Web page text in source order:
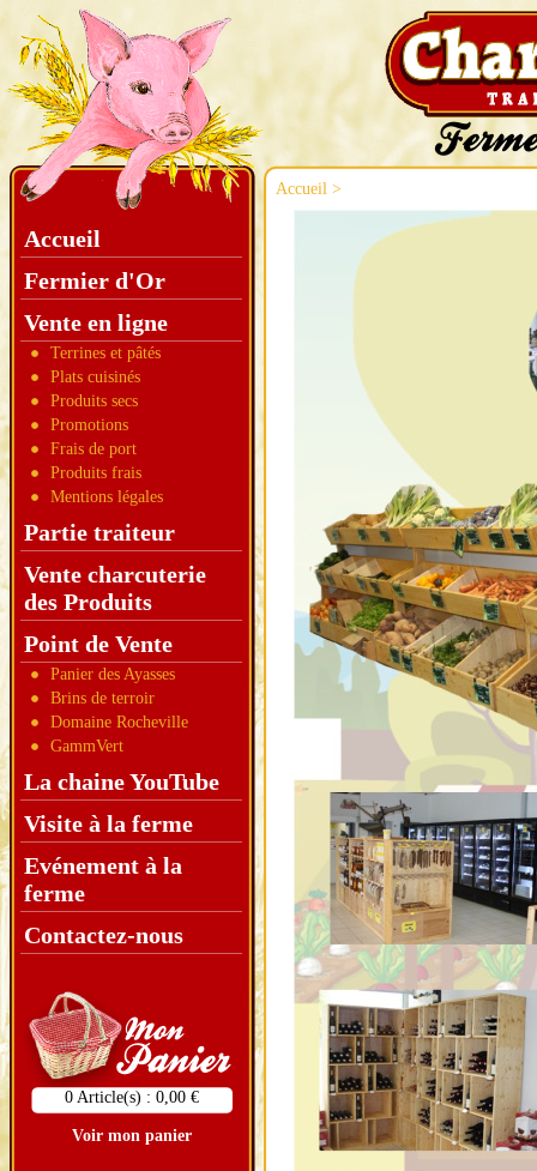
Accueil >
Accueil
Fermier d'Or
Vente en ligne
Terrines et pâtés
Plats cuisinés
Produits secs
Promotions
Frais de port
Produits frais
Mentions légales
Partie traiteur
Vente charcuterie
des Produits
Point de Vente
Panier des Ayasses
Brins de terroir
Domaine Rocheville
GammVert
La chaine YouTube
Visite à la ferme
Evénement à la
ferme
Contactez-nous
0 Article(s) : 0,00 €
Voir mon panier